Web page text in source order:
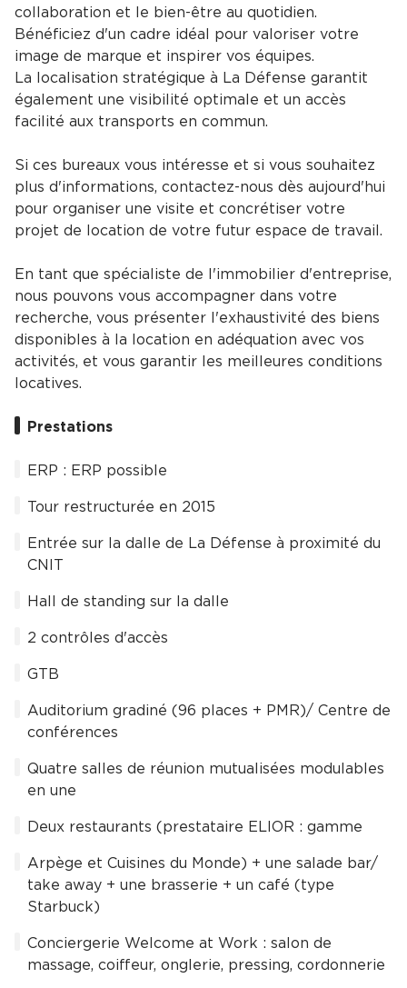
collaboration et le bien-être au quotidien.
Bénéficiez d'un cadre idéal pour valoriser votre
image de marque et inspirer vos équipes.
La localisation stratégique à La Défense garantit
également une visibilité optimale et un accès
facilité aux transports en commun.
Si ces bureaux vous intéresse et si vous souhaitez
plus d'informations, contactez-nous dès aujourd'hui
pour organiser une visite et concrétiser votre
projet de location de votre futur espace de travail.
En tant que spécialiste de l'immobilier d'entreprise,
nous pouvons vous accompagner dans votre
recherche, vous présenter l'exhaustivité des biens
disponibles à la location en adéquation avec vos
activités, et vous garantir les meilleures conditions
locatives.
Prestations
ERP : ERP possible
Tour restructurée en 2015
Entrée sur la dalle de La Défense à proximité du
CNIT
Hall de standing sur la dalle
2 contrôles d'accès
GTB
Auditorium gradiné (96 places + PMR)/ Centre de
conférences
Quatre salles de réunion mutualisées modulables
en une
Deux restaurants (prestataire ELIOR : gamme
Arpège et Cuisines du Monde) + une salade bar/
take away + une brasserie + un café (type
Starbuck)
Conciergerie Welcome at Work : salon de
massage, coiffeur, onglerie, pressing, cordonnerie